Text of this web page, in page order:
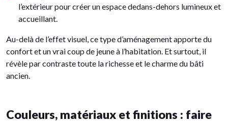
l’extérieur pour créer un espace dedans-dehors lumineux et
accueillant.
Au-delà de l’effet visuel, ce type d’aménagement apporte du
confort et un vrai coup de jeune à l’habitation. Et surtout, il
révèle par contraste toute la richesse et le charme du bâti
ancien.
Couleurs, matériaux et finitions : faire